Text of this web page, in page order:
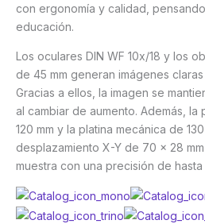
con ergonomía y calidad,
educación.
Los oculares DIN WF 10x/18 y los
de 45 mm generan imágenes
Gracias a ellos, la imagen se
al cambiar de aumento. Además, la
120 mm y la platina mecánica de
desplazamiento X-Y de 70 x 28
muestra con una precisión de hasta